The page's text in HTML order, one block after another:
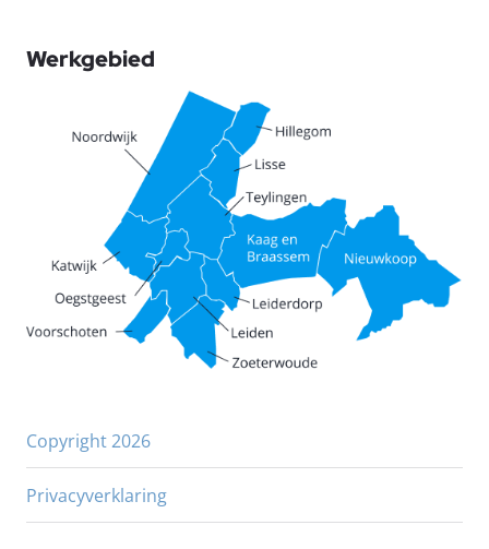
Werkgebied
Copyright 2026
Privacyverklaring